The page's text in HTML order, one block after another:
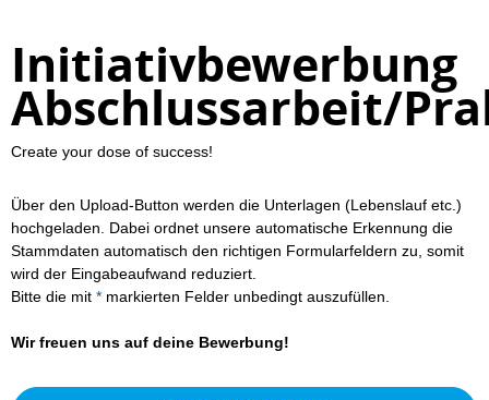
Initiativbewerbung
Abschlussarbeit/
Create your dose of success!
Über den Upload-Button werden die Unterlagen (Lebenslauf etc.)
hochgeladen. Dabei ordnet unsere automatische Erkennung die
Stammdaten automatisch den richtigen Formularfeldern zu, somit
wird der Eingabeaufwand reduziert.
Bitte die mit * markierten Felder unbedingt auszufüllen.
Wir freuen uns auf deine Bewerbung!